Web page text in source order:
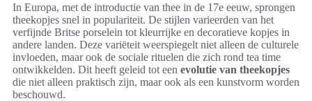
In Europa, met de introductie van thee in de 17e eeuw, sprongen
theekopjes snel in populariteit. De stijlen varieerden van het
verfijnde Britse porselein tot kleurrijke en decoratieve kopjes in
andere landen. Deze variëteit weerspiegelt niet alleen de culturele
invloeden, maar ook de sociale rituelen die zich rond tea time
ontwikkelden. Dit heeft geleid tot een evolutie van theekopjes
die niet alleen praktisch zijn, maar ook als een kunstvorm worden
beschouwd.